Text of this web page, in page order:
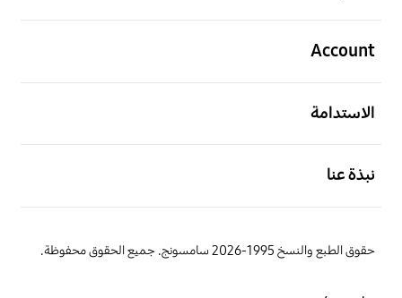
Account
الاستدامة
نبذة عنا
حقوق الطبع والنسخ 1995-2026 سامسونج. جميع الحقوق محفوظة.